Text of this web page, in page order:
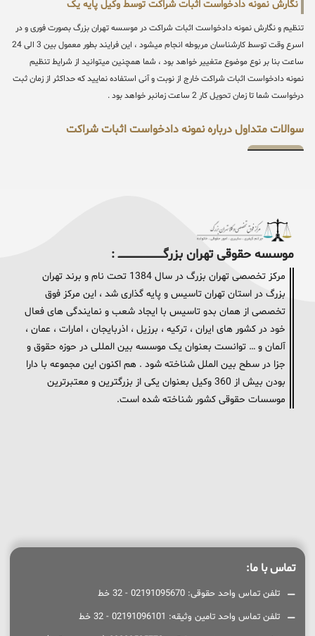
نگارش نمونه دادخواست اثبات شراکت توسط وکیل پایه یک
تنظیم و نگارش نمونه دادخواست اثبات شراکت در موسسه تهران بزرگ بصورت فوری و در
اسرع وقت توسط کارشناسان مربوطه انجام میشود ، این فرایند بطور معمول بین 3 الی 24
ساعت بنا بر نوع موضوع متغییر خواهد بود ، شما همچنین میتوانید از شرایط تنظیم
نمونه دادخواست اثبات شراکت خارج از نوبت و آنی استفاده نمایید که حداکثر از زمان ثبت
درخواست شما تا زمان تحویل کار 2 ساعت زمانبر خواهد بود .
سوالات متداول درباره نمونه دادخواست اثبات شراکت
موسسه حقوقی تهران بزرگــــــــــــــــــــــــــــــــ :
مرکز تخصصی تهران بزرگ در سال 1384 تحت نام و برند تهران
بزرگ در استان تهران تاسیس و پایه گذاری شد ، این مرکز فوق
تخصصی از همان بدو تاسیس با ایجاد شعب و نمایندگی های فعال
خود در کشور های ایران ، ترکیه ، برزیل ، اذربایجان ، امارات ، عمان ،
آلمان و … توانست بعنوان یک موسسه بین المللی در حوزه حقوق و
جزا در سطح بین الملل شناخته شود . هم اکنون این مجموعه با دارا
بودن بیش از 360 وکیل بعنوان یکی از بزرگترین و معتبرترین
موسسات حقوقی کشور شناخته شده است.
تماس با ما:
تلفن تماس واحد حقوقی: 02191095670 - 32 خط
تلفن تماس واحد تامین وثیقه: 02191096101 - 32 خط